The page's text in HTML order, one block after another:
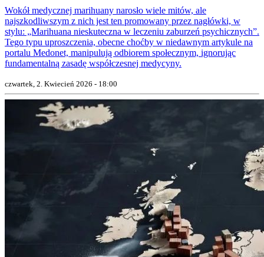
Wokół medycznej marihuany narosło wiele mitów, ale
najszkodliwszym z nich jest ten promowany przez nagłówki, w
stylu: „Marihuana nieskuteczna w leczeniu zaburzeń psychicznych”.
Tego typu uproszczenia, obecne choćby w niedawnym artykule na
portalu Medonet, manipulują odbiorem społecznym, ignorując
fundamentalną zasadę współczesnej medycyny.
czwartek, 2. Kwiecień 2026 - 18:00